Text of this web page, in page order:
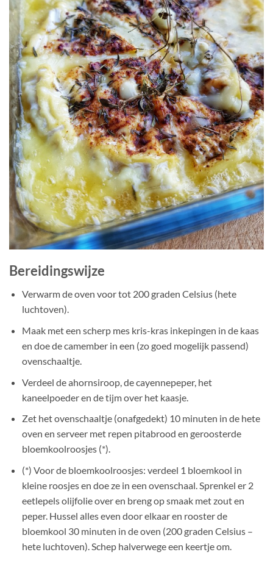
Bereidingswijze
Verwarm de oven voor tot 200 graden Celsius (hete
luchtoven).
Maak met een scherp mes kris-kras inkepingen in de kaas
en doe de camember in een (zo goed mogelijk passend)
ovenschaaltje.
Verdeel de ahornsiroop, de cayennepeper, het
kaneelpoeder en de tijm over het kaasje.
Zet het ovenschaaltje (onafgedekt) 10 minuten in de hete
oven en serveer met repen pitabrood en geroosterde
bloemkoolroosjes (*).
(*) Voor de bloemkoolroosjes: verdeel 1 bloemkool in
kleine roosjes en doe ze in een ovenschaal. Sprenkel er 2
eetlepels olijfolie over en breng op smaak met zout en
peper. Hussel alles even door elkaar en rooster de
bloemkool 30 minuten in de oven (200 graden Celsius –
hete luchtoven). Schep halverwege een keertje om.